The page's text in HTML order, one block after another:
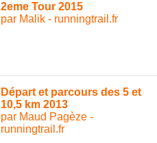
2eme Tour 2015
par Malik - runningtrail.fr
Départ et parcours des 5 et
10,5 km 2013
par Maud Pagèze -
runningtrail.fr